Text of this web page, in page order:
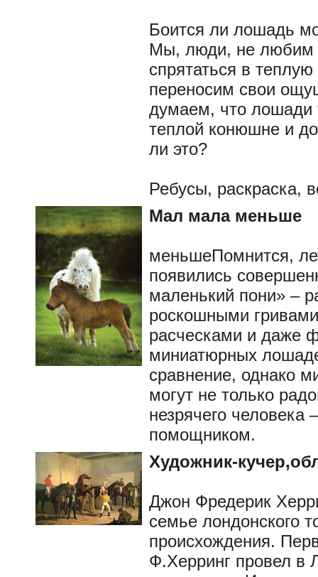
Боится ли лошадь
Мы, люди, не любим
спрятаться в
переносим свои
думаем, что лошади
теплой конюшне и
ли это?
Ребусы, раскраска,
Мал мала меньше
меньшеПомнится,
появились
маленький пони» –
роскошными
расческами и даже
миниатюрных
сравнение, однако
могут не только
незрячего
помощником.
Художник-
Джон Фредерик
семье лондонского
происхождения.
Ф.Херринг провел в